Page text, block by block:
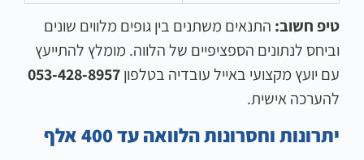
טיפ חשוב: התנאים משתנים בין גופים מלווים שונים
וביחס לנתונים הספציפיים של הלווה. מומלץ להתייעץ
עם יועץ מקצועי באייל עובדיה בטלפון053-428-8957
להערכה אישית.
יתרונות וחסרונות הלוואה עד 400 אלף